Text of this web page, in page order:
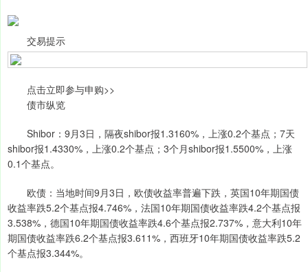
交易提示
点击立即参与申购>>
债市纵览
Shibor：9月3日，隔夜shibor报1.3160%，上涨0.2个基点；7天
shibor报1.4330%，上涨0.2个基点；3个月shibor报1.5500%，上涨
0.1个基点。
欧债：当地时间9月3日，欧债收益率普遍下跌，英国10年期国债
收益率跌5.2个基点报4.746%，法国10年期国债收益率跌4.2个基点报
3.538%，德国10年期国债收益率跌4.6个基点报2.737%，意大利10年
期国债收益率跌6.2个基点报3.611%，西班牙10年期国债收益率跌5.2
个基点报3.344%。